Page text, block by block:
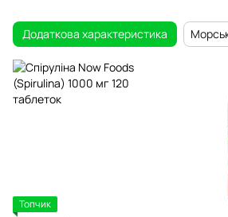
Додаткова характеристика
Топчик